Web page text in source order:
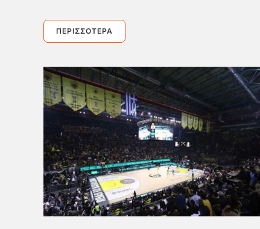
ΠΕΡΙΣΣΌΤΕΡΑ